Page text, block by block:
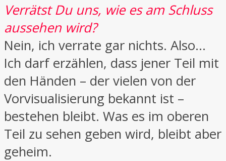
Verrätst Du uns, wie es am Schluss
aussehen wird?
Nein, ich verrate gar nichts. Also...
Ich darf erzählen, dass jener Teil mit
den Händen – der vielen von der
Vorvisualisierung bekannt ist –
bestehen bleibt. Was es im oberen
Teil zu sehen geben wird, bleibt aber
geheim.